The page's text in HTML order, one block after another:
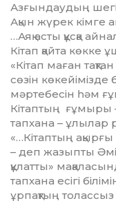
Азғындаудың
Ақын жүрек кімге
…Аяқ асты құсқа
Кітап қайта көкке
«Кітап маған
сөзін көкейімізде
мәртебесін һәм
Кітаптың ғұмыры
тап­­хана – ұлылар
«…Кітаптың
– деп жазыпты
құлатты»
тапхана есігі
ұрпақтың